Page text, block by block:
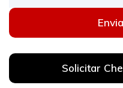
Solicitar